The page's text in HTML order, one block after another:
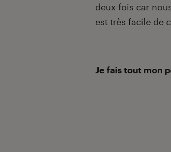
deux fois car
est très facile de
Je fais tout mon